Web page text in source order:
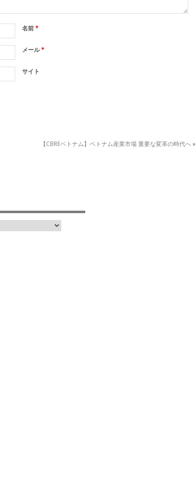
名前*
メール*
サイト
【CBREベトナム】ベトナム産業市場 重要な変革の時代へ»